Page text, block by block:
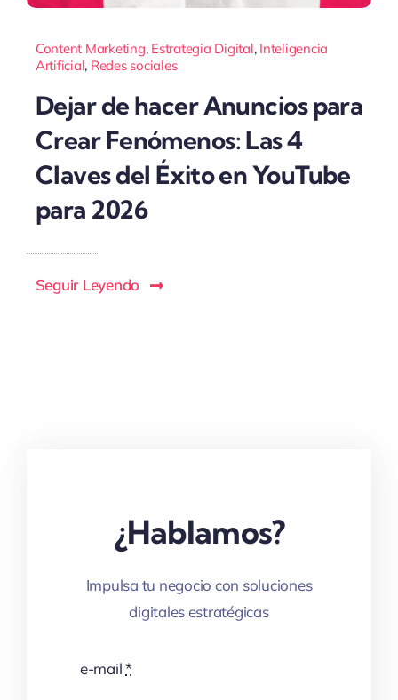
Content Marketing, Estrategia Digital, Inteligencia
Artificial, Redes sociales
Dejar de hacer Anuncios para
Crear Fenómenos: Las 4
Claves del Éxito en YouTube
para 2026
Seguir Leyendo
¿Hablamos?
Impulsa tu negocio con soluciones
digitales estratégicas
e-mail*